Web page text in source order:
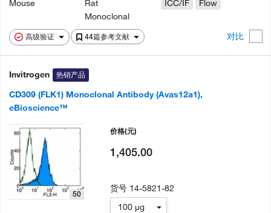
高级验证 44篇参考文献 对比
Mouse
Rat
Monoclonal
ICC/IF
Flow
Invitrogen 热销产品
CD309 (FLK1) Monoclonal Antibody (Avas12a1),
eBioscience™
50
价格(元)
1,405.00
货号 14-5821-82
100 µg